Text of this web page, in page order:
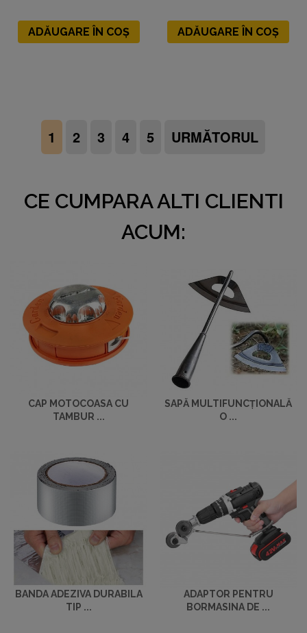
ADĂUGARE ÎN COȘ ADĂUGARE ÎN COȘ
1 2 3 4 5 URMĂTORUL
CE CUMPARA ALTI CLIENTI
ACUM:
CAP MOTOCOASA CU
TAMBUR ...
SAPĂ MULTIFUNCȚIONALĂ
O ...
BANDA ADEZIVA DURABILA
TIP ...
ADAPTOR PENTRU
BORMASINA DE ...